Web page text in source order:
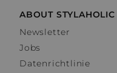
ABOUT STYLAHOLIC
Newsletter
Jobs
Datenrichtlinie